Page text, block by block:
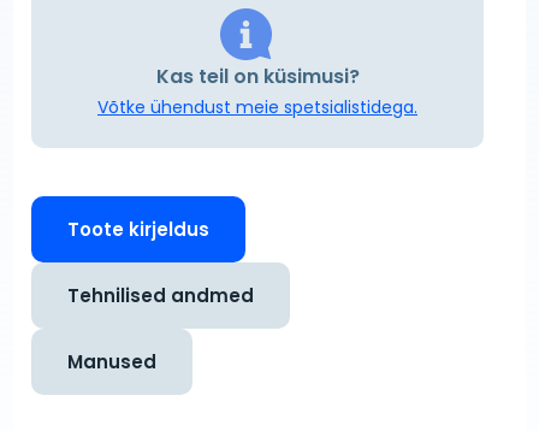
Kas teil on küsimusi?
Võtke ühendust meie spetsialistidega.
Toote kirjeldus
Tehnilised andmed
Manused